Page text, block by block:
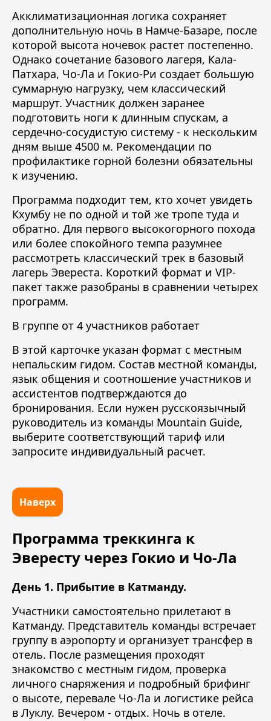
Акклиматизационная логика сохраняет
дополнительную ночь в Намче-Базаре, после
которой высота ночевок растет постепенно.
Однако сочетание базового лагеря, Кала-
Патхара, Чо-Ла и Гокио-Ри создает большую
суммарную нагрузку, чем классический
маршрут. Участник должен заранее
подготовить ноги к длинным спускам, а
сердечно-сосудистую систему - к нескольким
дням выше 4500 м. Рекомендации по
профилактике горной болезни обязательны
к изучению.
Программа подходит тем, кто хочет увидеть
Кхумбу не по одной и той же тропе туда и
обратно. Для первого высокогорного похода
или более спокойного темпа разумнее
рассмотреть классический трек в базовый
лагерь Эвереста. Короткий формат и VIP-
пакет также разобраны в сравнении четырех
программ.
В группе от 4 участников работает
В этой карточке указан формат с местным
непальским гидом. Состав местной команды,
язык общения и соотношение участников и
ассистентов подтверждаются до
бронирования. Если нужен русскоязычный
руководитель из команды Mountain Guide,
выберите соответствующий тариф или
запросите индивидуальный расчет.
Наверх
Программа треккинга к
Эвересту через Гокио и Чо-Ла
День 1. Прибытие в Катманду.
Участники самостоятельно прилетают в
Катманду. Представитель команды встречает
группу в аэропорту и организует трансфер в
отель. После размещения проходят
знакомство с местным гидом, проверка
личного снаряжения и подробный брифинг
о высоте, перевале Чо-Ла и логистике рейса
в Луклу. Вечером - отдых. Ночь в отеле.